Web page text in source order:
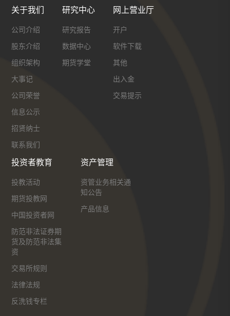
关于我们
公司介绍
股东介绍
组织架构
大事记
公司荣誉
信息公示
招贤纳士
联系我们
研究中心
研究报告
数据中心
期货学堂
网上营业厅
开户
软件下载
其他
出入金
交易提示
投资者教育
投教活动
期货投教网
中国投资者网
防范非法证券期
货及防范非法集
资
交易所规则
法律法规
反洗钱专栏
资产管理
资管业务相关通
知公告
产品信息